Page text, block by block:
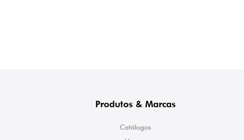
Produtos & Marcas
Catálogos